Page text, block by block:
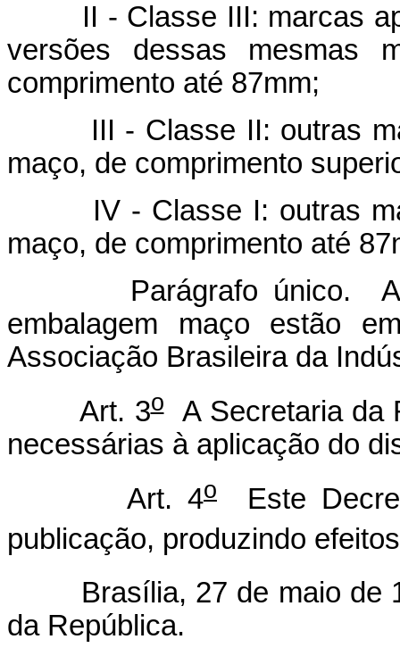
II - Classe III: marcas
versões dessas mesmas
comprimento até 87mm;
III - Classe II: outras
maço, de comprimento
IV - Classe I: outras
maço, de comprimento até
Parágrafo único. As
embalagem maço estão
Associação Brasileira da
Art. 3oA Secretaria da
necessárias à aplicação do
Art. 4o
Este
publicação, produzindo
Brasília, 27 de maio de
da República.